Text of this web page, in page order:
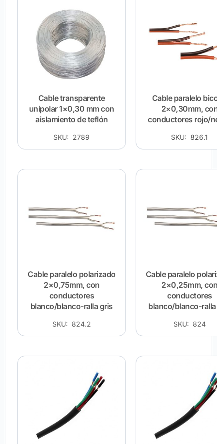
Cable transparente
unipolar 1×0,30 mm con
aislamiento de teflón
SKU: 2789
Cable paralelo
2×0,30mm,
conductores rojo/
SKU: 826.1
Cable paralelo polarizado
2×0,75mm, con
conductores
blanco/blanco-ralla gris
SKU: 824.2
Cable paralelo
2×0,25mm,
conductores
blanco/blanco-
SKU: 824